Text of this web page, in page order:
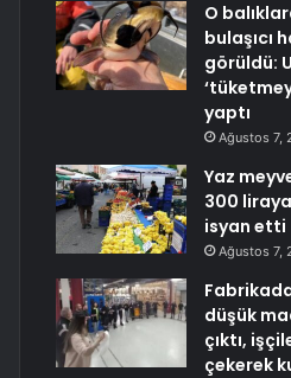
O
bulaşıcı
görüldü:
yaptı
Ağustos 7,
Yaz
300
isyan etti
Ağustos 7,
düşük
çıktı,
çekerek